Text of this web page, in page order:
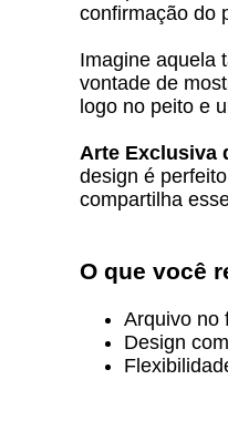
confirmação do
Imagine aquela
vontade de
logo no peito e
Arte Exclusiva
design é
compartilha
O que você
Arquivo no
Design